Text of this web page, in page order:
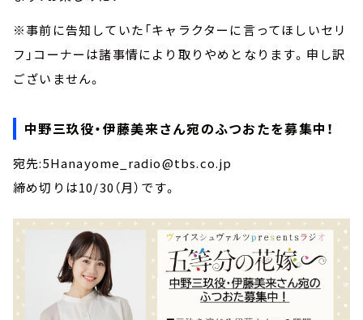
※事前に告知していた「キャラクターに言ってほしいセリ
フ」コーナーは諸事情により取りやめとなります。申し訳
ございません。
中野三玖役・伊藤美来さん宛のふつおたを募集中！
宛先:5Hanayome_radio@tbs.co.jp
締め切りは10/30（月）です。